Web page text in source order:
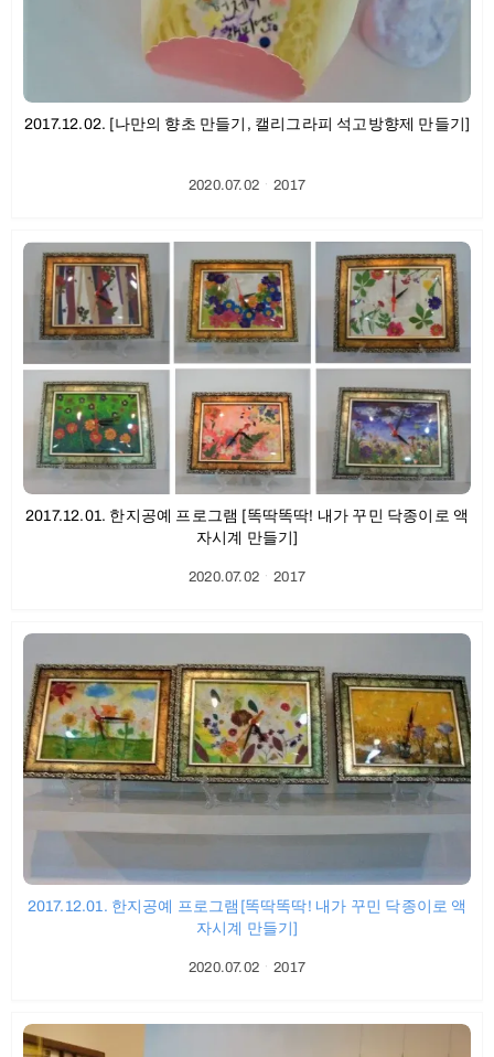
2017.12.02. [나만의 향초 만들기, 캘리그라피 석고방향제 만들기]
2020.07.02ㆍ2017
2017.12.01. 한지공예 프로그램 [똑딱똑딱! 내가 꾸민 닥종이로 액
자시계 만들기]
2020.07.02ㆍ2017
2017.12.01. 한지공예 프로그램[똑딱똑딱! 내가 꾸민 닥종이로 액
자시계 만들기]
2020.07.02ㆍ2017